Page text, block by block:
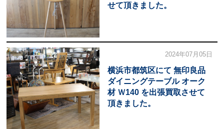
せて頂きました。
2024年07月05日
横浜市都筑区にて 無印良品
ダイニングテーブル オーク
材 Ｗ140 を出張買取させて
頂きました。